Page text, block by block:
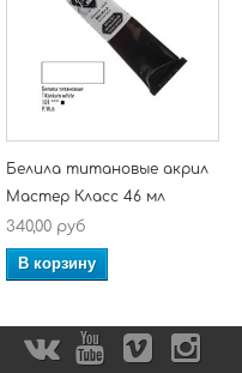
Белила титановые акрил
Мастер Класс 46 мл
340,00 руб
В корзину